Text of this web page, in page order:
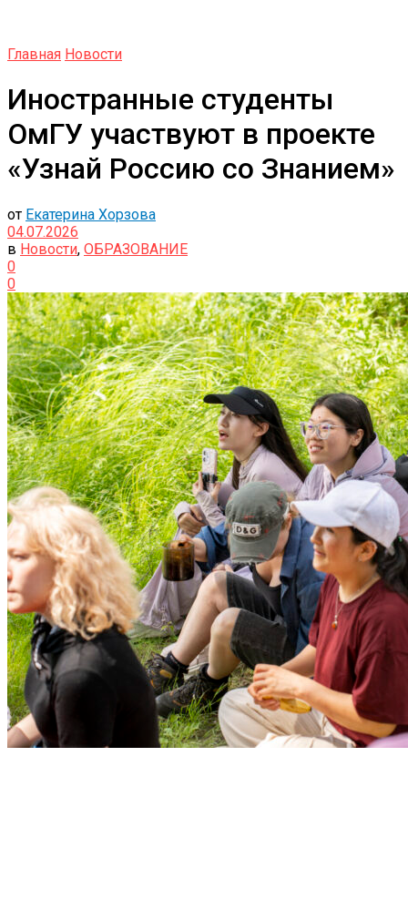
Главная Новости
Иностранные студенты
ОмГУ участвуют в проекте
«Узнай Россию со Знанием»
от Екатерина Хорзова
04.07.2026
в Новости, ОБРАЗОВАНИЕ
0
0